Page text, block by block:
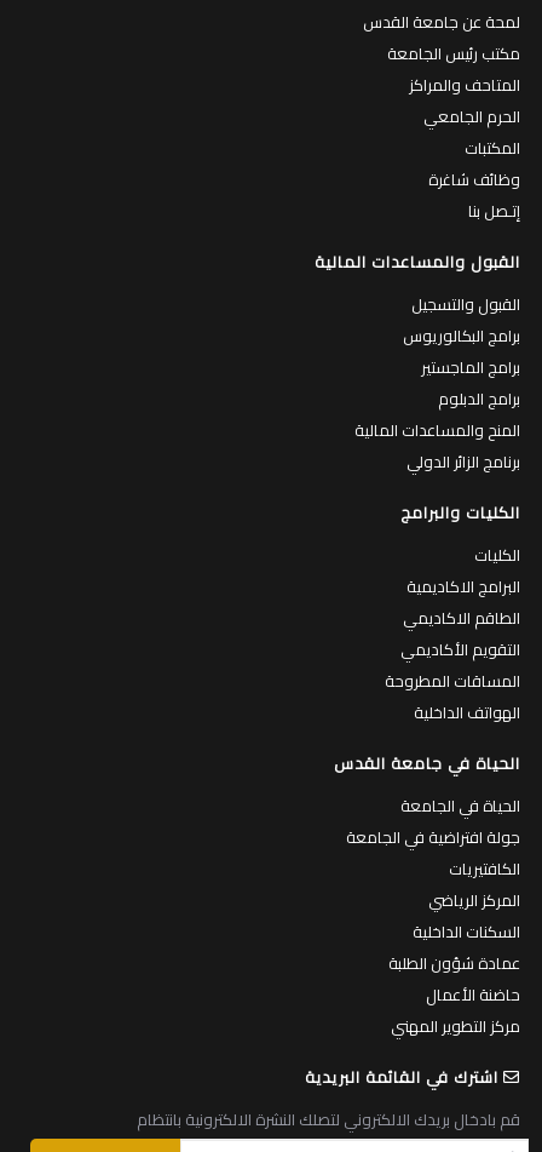
لمحة عن جامعة القدس
مكتب رئيس الجامعة
المتاحف والمراكز
الحرم الجامعي
المكتبات
وظائف شاغرة
إتـصل بنا
القبول والمساعدات المالية
القبول والتسجيل
برامج البكالوريوس
برامج الماجستير
برامج الدبلوم
المنح والمساعدات المالية
برنامج الزائر الدولي
الكليات والبرامج
الكليات
البرامج الاكاديمية
الطاقم الاكاديمي
التقويم الأكاديمي
المساقات المطروحة
الهواتف الداخلية
الحياة في جامعة القدس
الحياة في الجامعة
جولة افتراضية في الجامعة
الكافتيريات
المركز الرياضي
السكنات الداخلية
عمادة شؤون الطلبة
حاضنة الأعمال
مركز التطوير المهني
اشترك في القائمة البريدية
قم بادخال بريدك الالكتروني لتصلك النشرة الالكترونية بانتظام